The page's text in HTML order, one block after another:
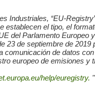
Industriales, “EU-
establecen el tipo, el
del Parlamento
23 de septiembre de
de datos
europeo de emisiones
help/euregistry. "